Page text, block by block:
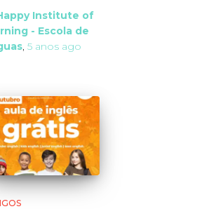
Institute of
- Escola de
, 5 anos ago